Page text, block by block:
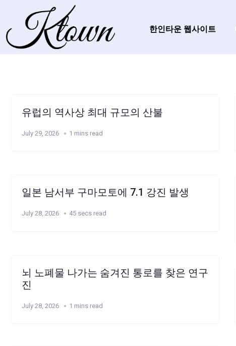
한인타운 웹사이트
유럽의 역사상 최대 규모의 산불
July 29, 2026 1 mins read
일본 남서부 구마모토에 7.1 강진 발생
July 28, 2026 45 secs read
뇌 노폐물 나가는 숨겨진 통로를 찾은 연구
진
July 28, 2026 1 mins read